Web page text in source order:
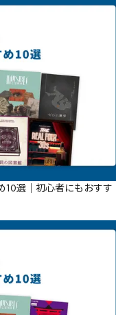
10選｜初心者にもおすす